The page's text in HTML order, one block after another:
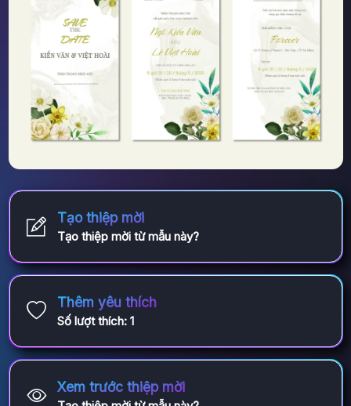
Tạo thiệp mời
Tạo thiệp mời từ mẫu này?
Thêm yêu thích
Số lượt thích: 1
Xem trước thiệp mời